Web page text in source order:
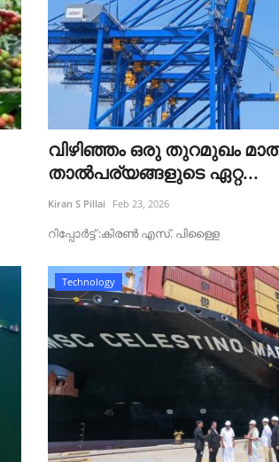
വിഴിഞ്ഞം ഒരു തുറമുഖം
താൽപര്യങ്ങളുടെ ഏറ്റ...
Kiran S Pillai Feb 23, 2026
റിപ്പോർട്ട്‌ :കിരൺ എസ്. പിള്ളൈ
Technology